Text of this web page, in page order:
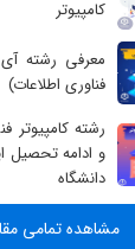
کامپیوتر
معرفی رشته
فناوری اطلاعات)
رشته کامپیوتر
و ادامه تحصیل
دانشگاه
مشاهده تمامی